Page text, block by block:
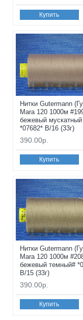
Купить
Нитки Gutermann
Mara 120 1000м
бежевый мускатный
*07682* B/16 (33г)
390.00р.
Купить
Нитки Gutermann
Mara 120 1000м
бежевый темный#
B/15 (33г)
390.00р.
Купить